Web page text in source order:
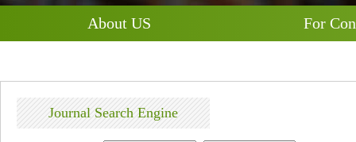
About US For
Journal Search Engine